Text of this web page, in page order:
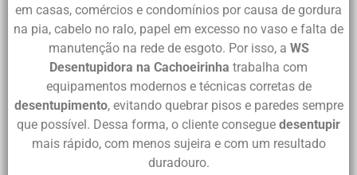
em casas, comércios e condomínios por causa de gordura
na pia, cabelo no ralo, papel em excesso no vaso e falta de
manutenção na rede de esgoto. Por isso, a WS
Desentupidora na Cachoeirinha trabalha com
equipamentos modernos e técnicas corretas de
desentupimento, evitando quebrar pisos e paredes sempre
que possível. Dessa forma, o cliente consegue desentupir
mais rápido, com menos sujeira e com um resultado
duradouro.